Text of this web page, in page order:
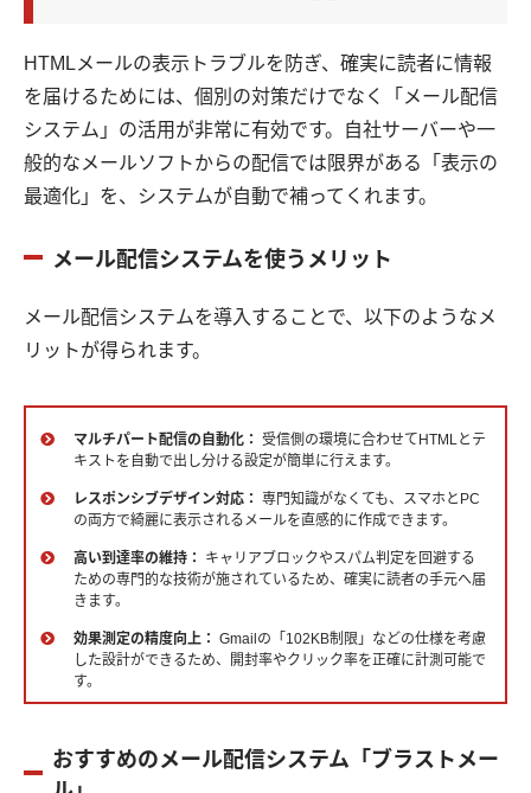
HTMLメールの表示トラブルを防ぎ、確実に読者に情報
を届けるためには、個別の対策だけでなく「メール配信
システム」の活用が非常に有効です。自社サーバーや一
般的なメールソフトからの配信では限界がある「表示の
最適化」を、システムが自動で補ってくれます。
メール配信システムを使うメリット
メール配信システムを導入することで、以下のようなメ
リットが得られます。
マルチパート配信の自動化： 受信側の環境に合わせてHTMLとテ
キストを自動で出し分ける設定が簡単に行えます。
レスポンシブデザイン対応： 専門知識がなくても、スマホとPC
の両方で綺麗に表示されるメールを直感的に作成できます。
高い到達率の維持：
キャリアブロックやスパム判定を回避する
ための専門的な技術が施されているため、確実に読者の手元へ届
きます。
効果測定の精度向上： Gmailの「102KB制限」などの仕様を考慮
した設計ができるため、開封率やクリック率を正確に計測可能で
す。
おすすめのメール配信システム「ブラストメー